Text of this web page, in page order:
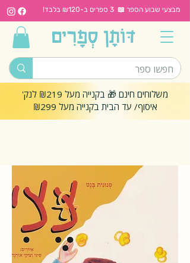
מבצעי שבוע הספר 📖 3 ספרים ב-₪120 בלבד!
משלוחים חינם 🎁 בקנייה מעל ₪219 לנק'
איסוף/ עד הבית בקנייה מעל ₪299